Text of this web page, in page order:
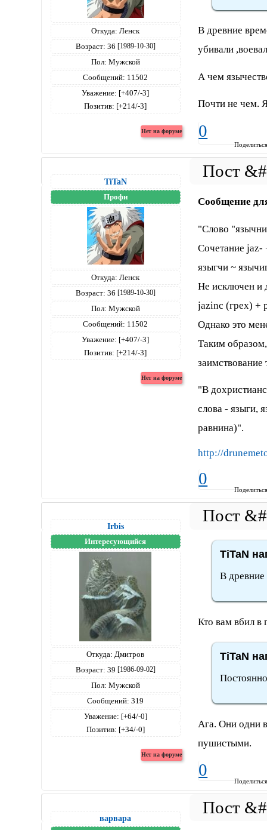
Откуда: Ленск
Возраст: 36 [1989-10-30]
Пол: Мужской
Сообщений: 11502
Уважение: [+407/-3]
Позитив: [+214/-3]
В древние
убивали
А чем
Почти не чем.
0
TiTaN
Профи
Откуда: Ленск
Возраст: 36 [1989-10-30]
Пол: Мужской
Сообщений: 11502
Уважение: [+407/-3]
Позитив: [+214/-3]
Сообщение
"Слово
Сочетание
языгчи ~
Не исключен и
jazinc (грех) +
Однако это
Таким
"В
слова - языги,
равнина)".
http://
0
Irbis
Интересующийся
Откуда: Дмитров
Возраст: 39 [1986-09-02]
Пол: Мужской
Сообщений: 319
Уважение: [+64/-0]
Позитив: [+34/-0]
TiTaN
В древние
Кто вам вбил в
TiTaN
Ага. Они одни
пушистыми.
0
варвара